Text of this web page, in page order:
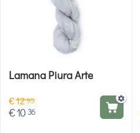
Lamana Piura Arte
€1295
€10 36